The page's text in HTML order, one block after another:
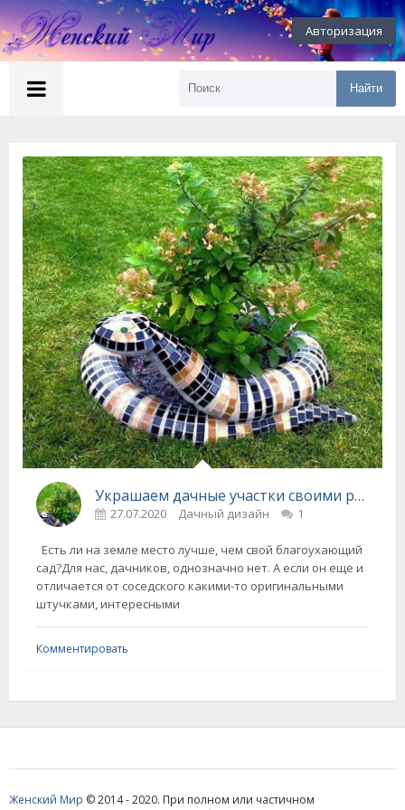
Авторизация
Найти
Украшаем дачные участки своими руками - оригинальные идеи
27.07.2020 Дачный дизайн 1
Есть ли на земле место лучше, чем свой благоухающий
сад?Для нас, дачников, однозначно нет. А если он еще и
отличается от соседского какими-то оригинальными
штучками, интересными
Комментировать
Женский Мир © 2014 - 2020. При полном или частичном